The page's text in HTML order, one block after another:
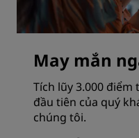
May mắn
Tích lũy 3.000
đầu tiên của quý
chúng tôi.